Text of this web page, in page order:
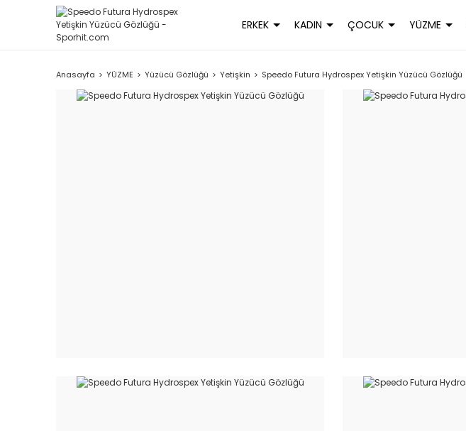
ERKEK KADIN ÇOCUK YÜZME
Anasayfa YÜZME Yüzücü Gözlüğü Yetişkin Speedo Futura Hydrospex Yetişkin Yüzücü Gözlüğü